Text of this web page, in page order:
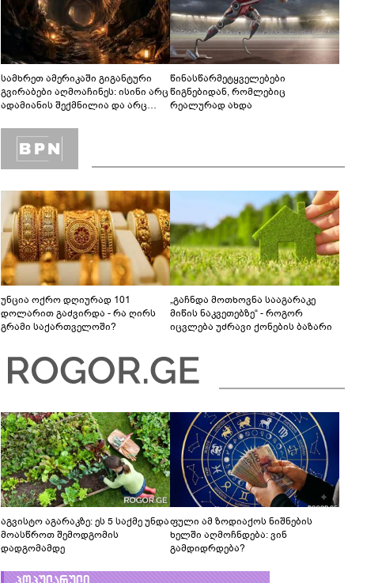
სამხრეთ ამერიკაში გიგანტური
გვირაბები აღმოაჩინეს: ისინი არც
ადამიანის შექმნილია და არც
ლაბირინთები?
წინასწარმეტყველებები
წიგნებიდან, რომლებიც
რეალურად ახდა
უნცია ოქრო დღიურად 101
დოლარით გაძვირდა - რა ღირს
გრამი საქართველოში?
„გაჩნდა მოთხოვნა სააგარაკე
მიწის ნაკვეთებზე“ - როგორ
იცვლება უძრავი ქონების ბაზარი
აგვისტო აგარაკზე: ეს 5 საქმე უნდა
მოასწროთ შემოდგომის
დადგომამდე
ფული ამ ზოდიაქოს ნიშნების
ხელში აღმოჩნდება: ვინ
გამდიდრდება?